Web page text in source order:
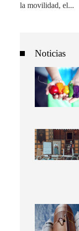
la movilidad, el...
Noticias